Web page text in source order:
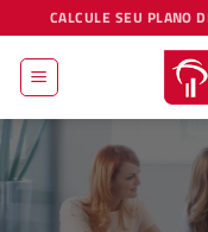
to
content
CALCULE SEU PLANO